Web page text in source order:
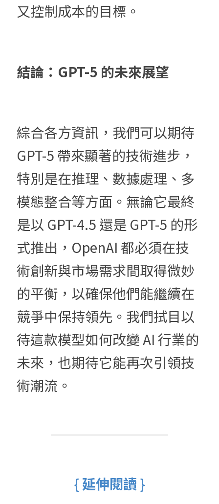
又控制成本的目標。
結論：GPT-5 的未來展望
綜合各方資訊，我們可以期待
GPT-5 帶來顯著的技術進步，
特別是在推理、數據處理、多
模態整合等方面。無論它最終
是以 GPT-4.5 還是 GPT-5 的形
式推出，OpenAI 都必須在技
術創新與市場需求間取得微妙
的平衡，以確保他們能繼續在
競爭中保持領先。我們拭目以
待這款模型如何改變 AI 行業的
未來，也期待它能再次引領技
術潮流。
{ 延伸閱讀 }